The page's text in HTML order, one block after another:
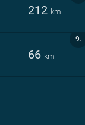
212 km
9.
66 km